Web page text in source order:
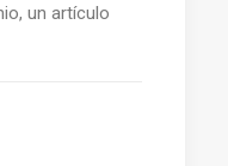
un artículo